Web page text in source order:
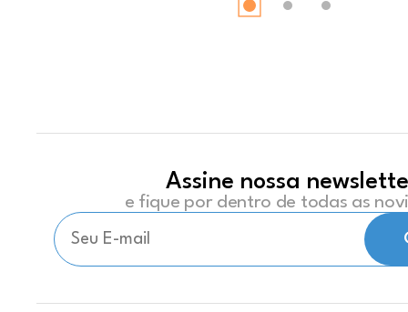
Assine nossa
e fique por dentro de todas as